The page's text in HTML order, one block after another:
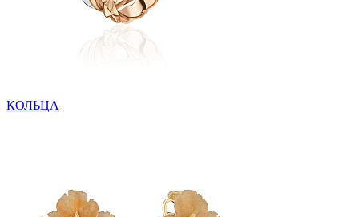
КОЛЬЦА